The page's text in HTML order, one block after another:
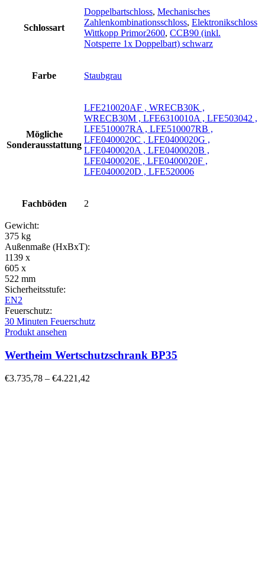
Schlossart
Doppelbartschloss, Mechanisches
Zahlenkombinationsschloss, Elektronikschloss
Wittkopp Primor2600, CCB90 (inkl.
Notsperre 1x Doppelbart) schwarz
Farbe Staubgrau
Mögliche
Sonderausstattung
LFE210020AF , WRECB30K ,
WRECB30M , LFE6310010A , LFE503042 ,
LFE510007RA , LFE510007RB ,
LFE0400020C , LFE0400020G ,
LFE0400020A , LFE0400020B ,
LFE0400020E , LFE0400020F ,
LFE0400020D , LFE520006
Fachböden 2
Gewicht:
375 kg
Außenmaße (HxBxT):
1139 x
605 x
522 mm
Sicherheitsstufe:
EN2
Feuerschutz:
30 Minuten Feuerschutz
Produkt ansehen
Wertheim Wertschutzschrank BP35
€3.735,78 – €4.221,42